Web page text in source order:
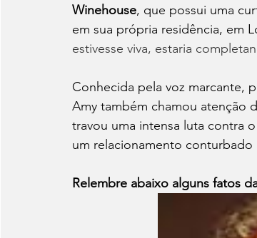
Winehouse, que possui uma
em sua própria residência, em
estivesse viva, estaria
Conhecida pela voz marcante,
Amy também chamou atenção
travou uma intensa luta contra
um relacionamento
Relembre abaixo alguns fatos